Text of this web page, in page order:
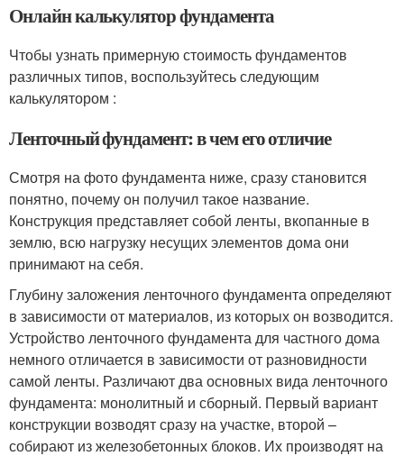
Онлайн калькулятор фундамента
Чтобы узнать примерную стоимость фундаментов
различных типов, воспользуйтесь следующим
калькулятором :
Ленточный фундамент: в чем его отличие
Смотря на фото фундамента ниже, сразу становится
понятно, почему он получил такое название.
Конструкция представляет собой ленты, вкопанные в
землю, всю нагрузку несущих элементов дома они
принимают на себя.
Глубину заложения ленточного фундамента определяют
в зависимости от материалов, из которых он возводится.
Устройство ленточного фундамента для частного дома
немного отличается в зависимости от разновидности
самой ленты. Различают два основных вида ленточного
фундамента: монолитный и сборный. Первый вариант
конструкции возводят сразу на участке, второй –
собирают из железобетонных блоков. Их производят на